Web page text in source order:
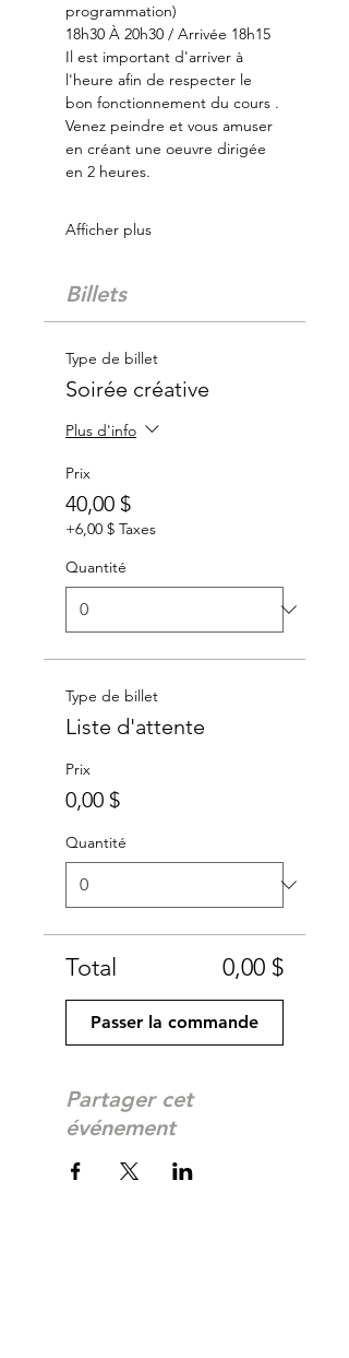
programmation)
18h30 À 20h30 / Arrivée 18h15
Il est important d'arriver à
l'heure afin de respecter le
bon fonctionnement du cours .
Venez peindre et vous amuser
en créant une oeuvre dirigée
en 2 heures.
Afficher plus
Billets
Type de billet
Soirée créative
Plus d'info
Prix
40,00 $
+6,00 $ Taxes
Quantité
Type de billet
Liste d'attente
Prix
0,00 $
Quantité
Total 0,00 $
Passer la commande
Partager cet
événement